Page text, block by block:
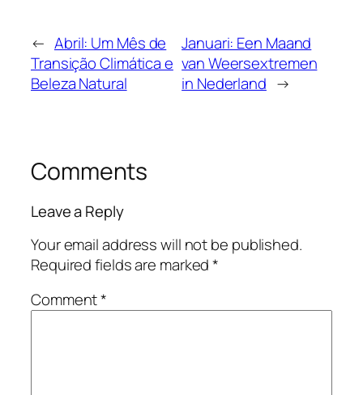
← Abril: Um Mês de
Transição Climática e
Beleza Natural
Januari: Een Maand
van Weersextremen
in Nederland →
Comments
Leave a Reply
Your email address will not be published.
Required fields are marked*
Comment*